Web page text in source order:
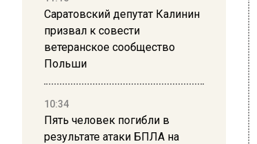
Саратовский депутат Калинин
призвал к совести
ветеранское сообщество
Польши
10:34
Пять человек погибли в
результате атаки БПЛА на